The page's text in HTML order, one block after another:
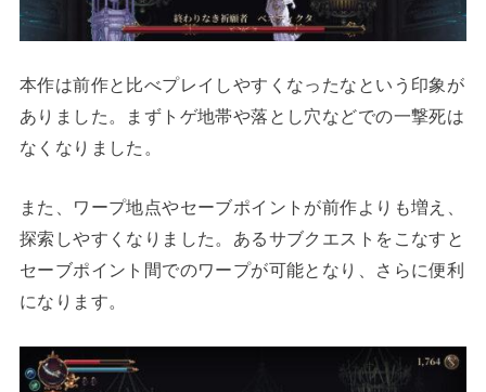
本作は前作と比べプレイしやすくなったなという印象が
ありました。まずトゲ地帯や落とし穴などでの一撃死は
なくなりました。
また、ワープ地点やセーブポイントが前作よりも増え、
探索しやすくなりました。あるサブクエストをこなすと
セーブポイント間でのワープが可能となり、さらに便利
になります。